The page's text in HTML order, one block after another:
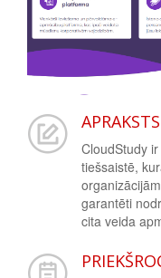
APRAKSTS
CloudStudy
tiešsaistē,
garantēti
cita veida